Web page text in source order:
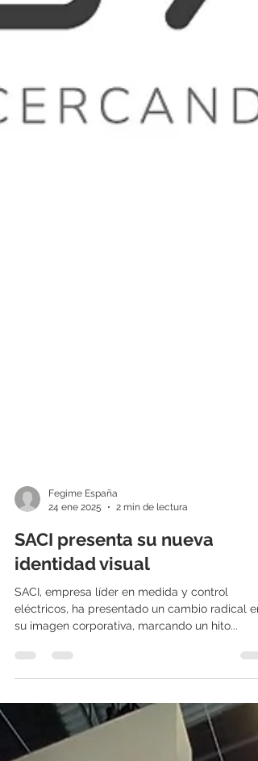
24 ene 2025
2 min de lectura
SACI presenta su nueva
identidad visual
SACI, empresa líder en medida y control
su imagen corporativa, marcando un hito...